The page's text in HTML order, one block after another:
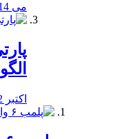
می 14, 2020
اکتبر 22, 2019